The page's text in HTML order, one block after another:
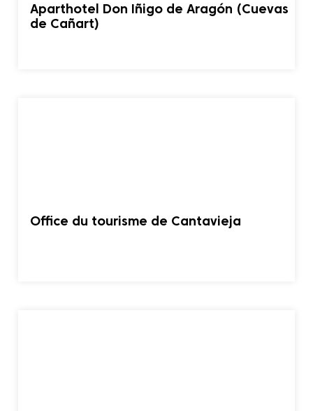
Aparthotel Don Iñigo de Aragón (Cuevas
de Cañart)
Office du tourisme de Cantavieja